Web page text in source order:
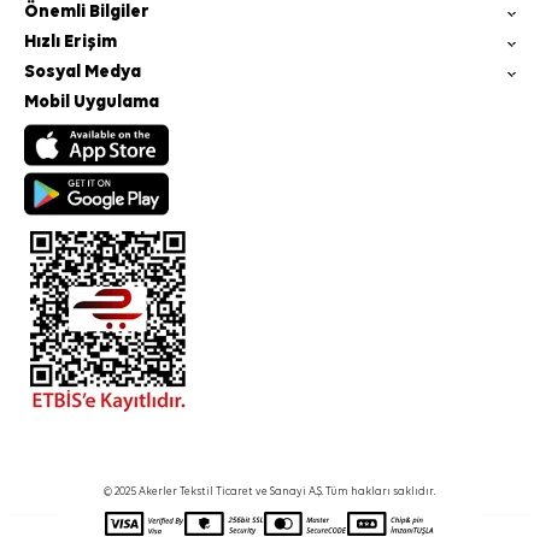
Önemli Bilgiler
Hızlı Erişim
Sosyal Medya
Mobil Uygulama
© 2025 Akerler Tekstil Ticaret ve Sanayi A.Ş. Tüm hakları saklıdır.